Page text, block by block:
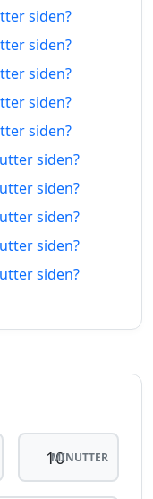
07.08.2026
07.08.2026
07.08.2026
07.08.2026
siden?
siden?
siden?
siden?
siden?
siden?
siden?
siden?
siden?
siden?
MINUTTER